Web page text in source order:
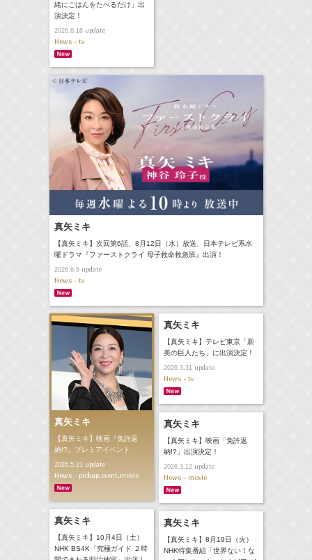
緒にごはんをたべるだけ」出
演決定！
2026.6.16update
News - tv
真矢ミキ
【真矢ミキ】次回第6話、8月12日（水）放送、日本テレビ系水
曜ドラマ『ファーストクライ 母子救命救急班』出演！
2026.6.9update
News - tv
真矢ミキ
【真矢ミキ】映画『免許返
納!?』プレミアイベント
2026.5.21 update
News - pickup,event,movie
真矢ミキ
【真矢ミキ】テレビ東京「新
美の巨人たち」に出演決定！
2026.3.31update
News - tv
真矢ミキ
【真矢ミキ】映画「免許返
納!?」出演決定！
2026.3.12update
News - movie
真矢ミキ
【真矢ミキ】10月4日（土）
NHK BS4K「究極ガイド ２時
真矢ミキ
【真矢ミキ】8月19日（火）
NHK特集番組「世界ない！な